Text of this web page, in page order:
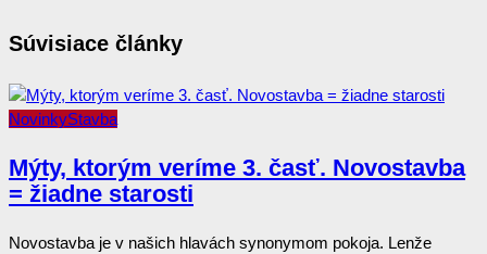
Súvisiace články
NovinkyStavba
Mýty, ktorým veríme 3. časť. Novostavba
= žiadne starosti
Novostavba je v našich hlavách synonymom pokoja. Lenže